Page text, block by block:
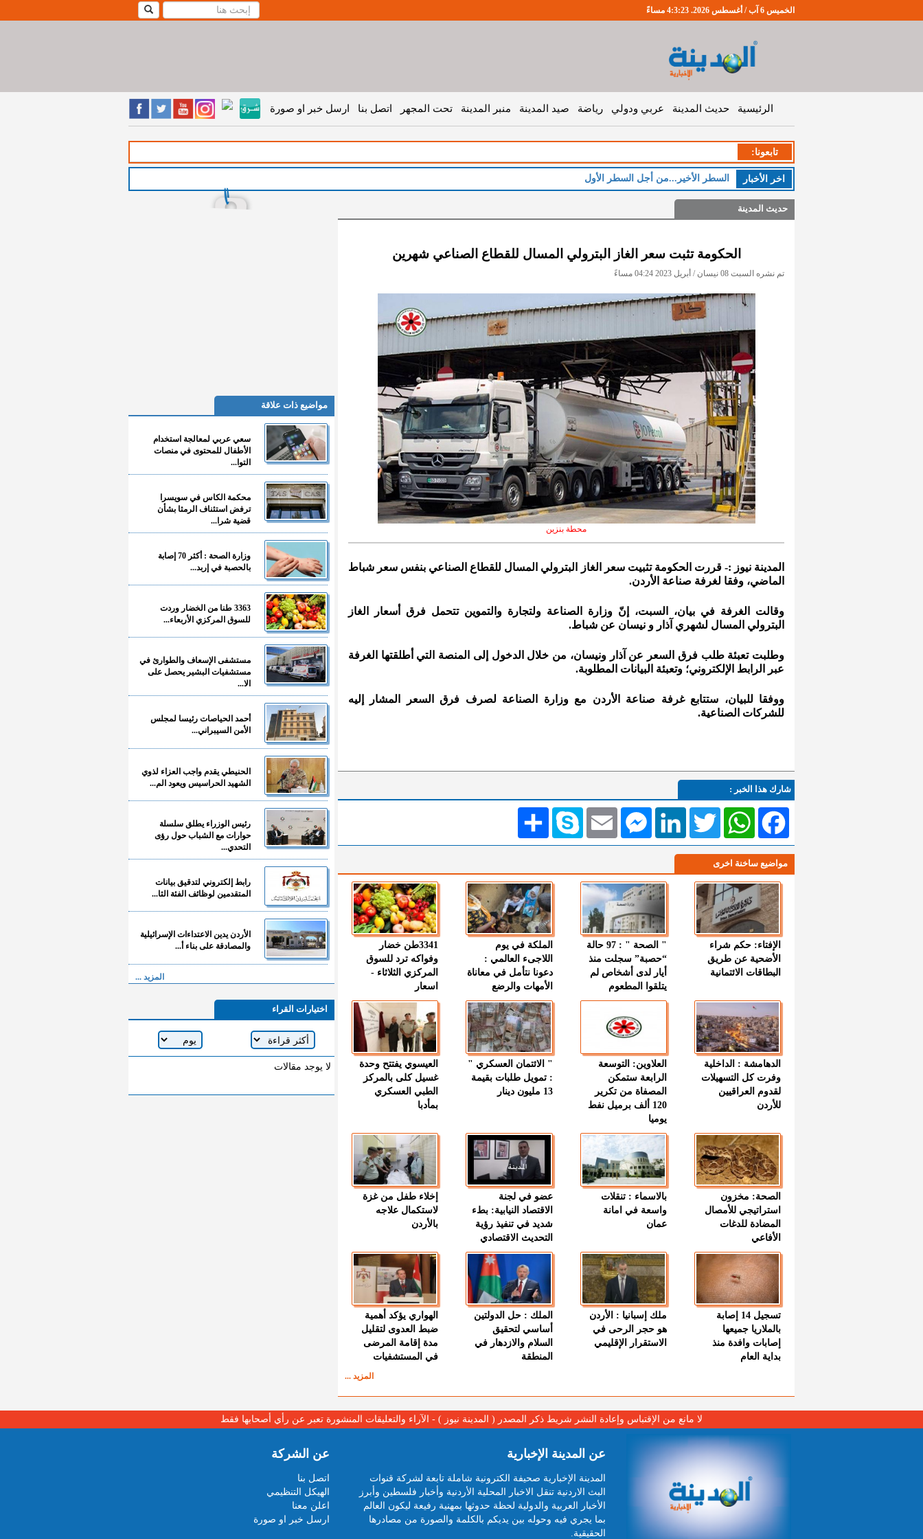
الخميس 6 آب / أغسطس 2026. 4:3:24 مساءً
الرئيسية حديث المدينة عربي ودولي رياضة صيد المدينة منبر المدينة تحت المجهر اتصل بنا ارسل خبر او صورة
تابعونا:
اخر اﻷخبار السطر الأخير...من أجل السطر الأول
حديث المدينة
الحكومة تثبت سعر الغاز البترولي المسال للقطاع الصناعي شهرين
تم نشره السبت 08 نيسان / أبريل 2023 04:24 مساءً
محطة بنزين
المدينة نيوز :- قررت الحكومة تثبيت سعر الغاز البترولي المسال للقطاع الصناعي بنفس سعر شباط
الماضي، وفقا لغرفة صناعة الأردن.
وقالت الغرفة في بيان، السبت، إنّ وزارة الصناعة ولتجارة والتموين تتحمل فرق أسعار الغاز
البترولي المسال لشهري آذار و نيسان عن شباط.
وطلبت تعبئة طلب فرق السعر عن آذار ونيسان، من خلال الدخول إلى المنصة التي أطلقتها الغرفة
عبر الرابط الإلكتروني؛ وتعبئة البيانات المطلوبة.
ووفقا للبيان، ستتابع غرفة صناعة الأردن مع وزارة الصناعة لصرف فرق السعر المشار إليه
للشركات الصناعية.
شارك هذا الخبر :
انشر Skype EmailMessengerLinkedIn TwitterWhatsAppFacebook
مواضيع ساخنة اخرى
الإفتاء: حكم شراء
الأضحية عن طريق
البطاقات الائتمانية
" الصحة " : 97 حالة
“حصبة” سجلت منذ
أيار لدى أشخاص لم
يتلقوا المطعوم
الملكة في يوم
اللاجىء العالمي :
دعونا نتأمل في معاناة
الأمهات والرضع
3341طن خضار
وفواكه ترد للسوق
المركزي الثلاثاء -
اسعار
الدهامشة : الداخلية
وفرت كل التسهيلات
لقدوم العراقيين
للأردن
العلاوين: التوسعة
الرابعة ستمكن
المصفاة من تكرير
120 ألف برميل نفط
يوميا
" الائتمان العسكري "
: تمويل طلبات بقيمة
13 مليون دينار
العيسوي يفتتح وحدة
غسيل كلى بالمركز
الطبي العسكري
بمأدبا
الصحة: مخزون
استراتيجي للأمصال
المضادة للدغات
الأفاعي
بالاسماء : تنقلات
واسعة في امانة
عمان
عضو في لجنة
الاقتصاد النيابية: بطء
شديد في تنفيذ رؤية
التحديث الاقتصادي
إخلاء طفل من غزة
لاستكمال علاجه
بالأردن
تسجيل 14 إصابة
بالملاريا جميعها
إصابات وافدة منذ
بداية العام
ملك إسبانيا : الأردن
هو حجر الرحى في
الاستقرار الإقليمي
الملك : حل الدولتين
أساسي لتحقيق
السلام والازدهار في
المنطقة
الهواري يؤكد أهمية
ضبط العدوى لتقليل
مدة إقامة المرضى
في المستشفيات
المزيد ...
مواضيع ذات علاقة
سعي عربي لمعالجة استخدام
الأطفال للمحتوى في منصات
التوا...
محكمة الكاس في سويسرا
ترفض استئناف الرمثا بشأن
قضية شرا...
وزارة الصحة : أكثر 70 إصابة
بالحصبة في إربد...
3363 طنا من الخضار وردت
للسوق المركزي الأربعاء...
مستشفى الإسعاف والطوارئ في
مستشفيات البشير يحصل على
الا...
أحمد الحياصات رئيسا لمجلس
الأمن السيبراني...
الحنيطي يقدم واجب العزاء لذوي
الشهيد الحراسيس ويعود الم...
رئيس الوزراء يطلق سلسلة
حوارات مع الشباب حول رؤى
التحدي...
رابط إلكتروني لتدقيق بيانات
المتقدمين لوظائف الفئة الثا...
الأردن يدين الاعتداءات الإسرائيلية
والمصادقة على بناء أ...
المزيد ...
اختيارات القراء
لا يوجد مقالات
لا مانع من الإقتباس وإعادة النشر شريط ذكر المصدر ( المدينة نيوز ) - الآراء والتعليقات المنشورة تعبر عن رأي أصحابها فقط
عن المدينة الإخبارية
المدينة الإخبارية صحيفة الكترونية شاملة تابعة لشركة قنوات
البث الاردنية تنقل الاخبار المحلية الأردنية وأخبار فلسطين وأبرز
الأخبار العربية والدولية لحظة حدوثها بمهنية رفيعة ليكون العالم
بما يجري فيه وحوله بين يديكم بالكلمة والصورة من مصادرها
الحقيقية.
عن الشركة
اتصل بنا
الهيكل التنظيمي
اعلن معنا
ارسل خبر او صورة